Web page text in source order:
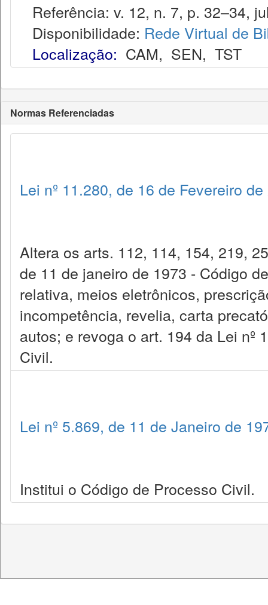
Referência: v. 12, n. 7, p. 32–34,
Disponibilidade: Rede Virtual de
Localização: CAM, SEN, TST
Normas Referenciadas
Lei nº 11.280, de 16 de Fevereiro
Altera os arts. 112, 114, 154, 219,
de 11 de janeiro de 1973 - Código
relativa, meios eletrônicos,
incompetência, revelia, carta
autos; e revoga o art. 194 da Lei nº
Civil.
Lei nº 5.869, de 11 de Janeiro de
Institui o Código de Processo Civil.